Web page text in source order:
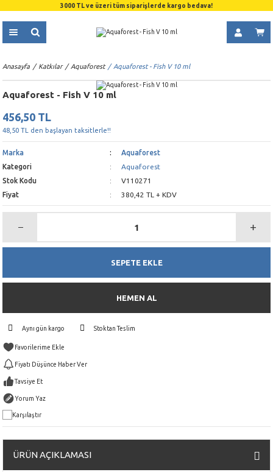
3000 TL ve üzeri tüm siparişlerde kargo bedava!
Anasayfa Katkılar Aquaforest Aquaforest - Fish V 10 ml
Aquaforest - Fish V 10 ml
456,50 TL
48,50 TL den başlayan taksitlerle!!
Marka
Aquaforest
Kategori
Aquaforest
Stok Kodu
V110271
Fiyat
380,42 TL + KDV
SEPETE EKLE
HEMEN AL
Aynı gün kargo Stoktan Teslim
Fiyatı Düşünce Haber Ver
Tavsiye Et
Yorum Yaz
Karşılaştır
ÜRÜN AÇIKLAMASI